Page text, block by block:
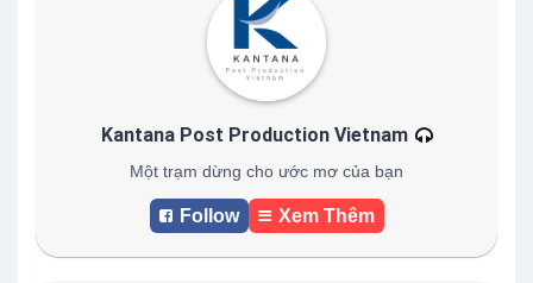
Kantana Post Production Vietnam
Một trạm dừng cho ước mơ của bạn
Follow Xem Thêm